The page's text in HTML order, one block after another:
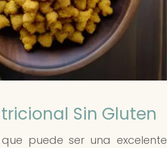
Sin Gluten
puede ser una excelente